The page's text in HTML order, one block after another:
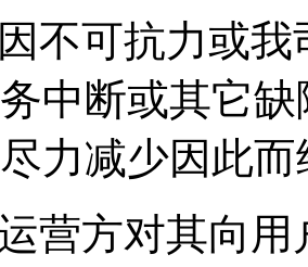
不可抗力或
中断或其它
力减少因此
营方对其向